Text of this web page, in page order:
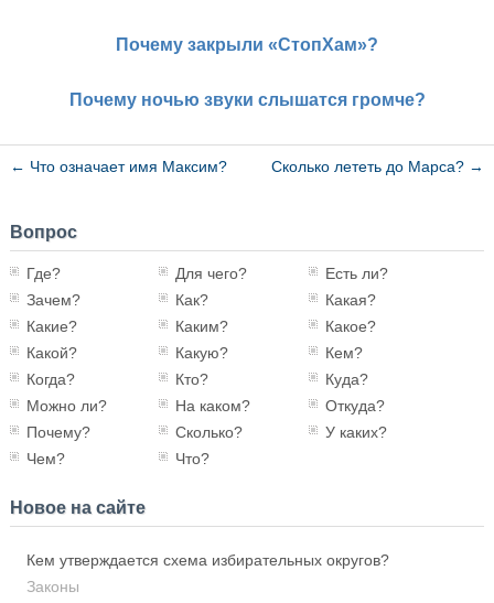
Почему закрыли «СтопХам»?
Почему ночью звуки слышатся громче?
← Что означает имя Максим? Сколько лететь до Марса? →
Вопрос
Где? Для чего?
Есть ли?
Зачем?
Как?
Какая?
Какие?
Каким?
Какое?
Какой?
Какую?
Кем?
Когда?
Кто?
Куда?
Можно ли?
На каком?
Откуда?
Почему?
Сколько?
У каких?
Чем?
Что?
Новое на сайте
Кем утверждается схема избирательных округов?
Законы